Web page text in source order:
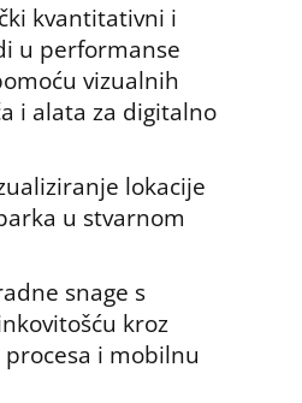
kvantitativni i
u performanse
vizualnih
i alata za digitalno
lokacije
u stvarnom
snage s
kroz
i mobilnu